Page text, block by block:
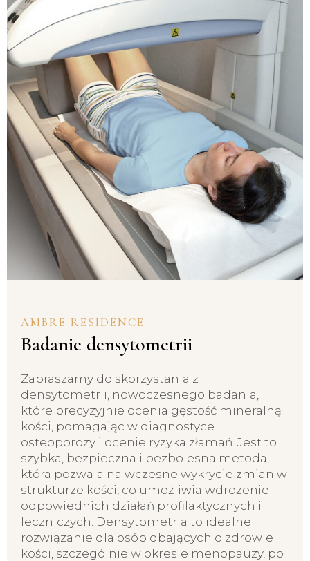
AMBRE RESIDENCE
Badanie densytometrii
Zapraszamy do skorzystania z
densytometrii, nowoczesnego badania,
które precyzyjnie ocenia gęstość mineralną
kości, pomagając w diagnostyce
osteoporozy i ocenie ryzyka złamań. Jest to
szybka, bezpieczna i bezbolesna metoda,
która pozwala na wczesne wykrycie zmian w
strukturze kości, co umożliwia wdrożenie
odpowiednich działań profilaktycznych i
leczniczych. Densytometria to idealne
rozwiązanie dla osób dbających o zdrowie
kości, szczególnie w okresie menopauzy, po